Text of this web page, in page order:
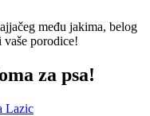
među jakima, belog
porodice!
za psa!
Lazic